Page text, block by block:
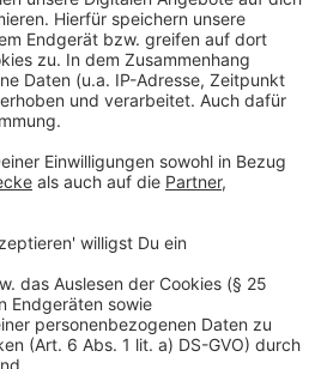
bei der Vorsorge einer
den Symptomen. Es gibt
einen entscheidenden
nur sehr wer entweder in
mit einem Infizierten hatte.
Münster/ Osnabrück in
zuerst isoliert und dann eben
wo eben der erprobte Plan